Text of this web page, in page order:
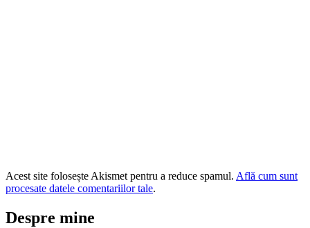
Acest site folosește Akismet pentru a reduce spamul. Află cum sunt
procesate datele comentariilor tale.
Despre mine